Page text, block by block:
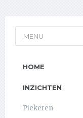
MENU
HOME
INZICHTEN
Piekeren